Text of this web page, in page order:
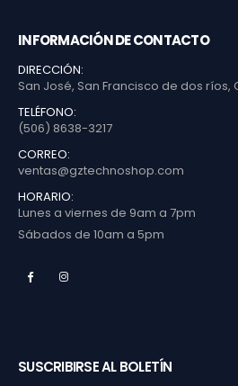
INFORMACIÓN DE CONTACTO
DIRECCIÓN:
San José, San Francisco de dos ríos,
TELÉFONO:
(506) 8638-3217
CORREO:
ventas@gztechnoshop.com
HORARIO:
Lunes a viernes de 9am a 7pm
Sábados de 10am a 5pm
SUSCRIBIRSE AL BOLETÍN